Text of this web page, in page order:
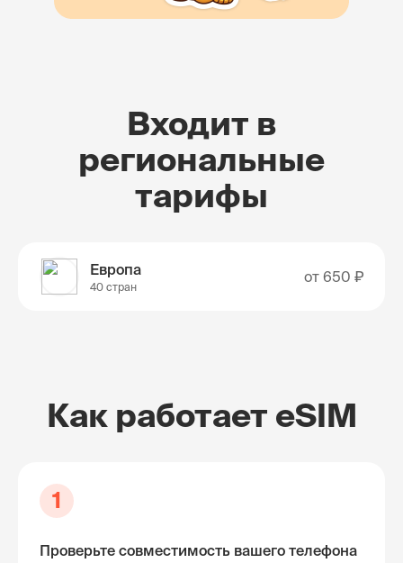
Входит в
региональные
тарифы
Европа
40 стран
от 650 ₽
Как работает eSIM
1
Проверьте совместимость вашего телефона